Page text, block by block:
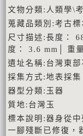
文物分類:人類學\
蒐藏品類別:考古標
尺寸描述:長度：
度： 3.6 mm│ 重
遺址名稱:台灣東部
採集方式:地表採集
器型分類:玉器
質地:台灣玉
標本說明:器身從
一腳殘斷已修復，